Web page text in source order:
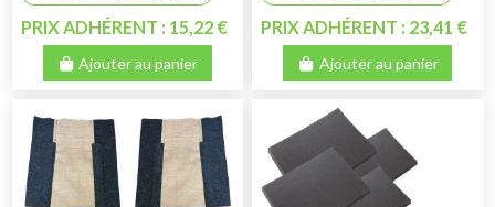
PRIX ADHÉRENT : 15,22 €
Ajouter au panier
PRIX ADHÉRENT : 23,41 €
Ajouter au panier